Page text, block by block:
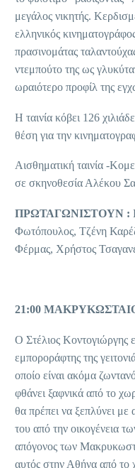
μεγάλος νικητής.
ελληνικός
πρασινομάτας
ντεμπούτο της ως
ωραιότερο προφίλ της
Η ταινία κόβει 126
θέση για την
Αισθηματική ταινία -
σε σκηνοθεσία Αλέκου
ΠΡΩΤΑΓΩΝΙΣΤΟΥΝ :
Φωτόπουλος, Τζένη
Φέρμας, Χρήστος
21:00
Ο Στέλιος Κοντογιώργης
εμποροράφτης της
οποίο είναι ακόμα
φθάνει ξαφνικά από το
θα πρέπει να ξεπλύνει
του από την οικογένεια
απόγονος των
αυτός στην Αθήνα από το